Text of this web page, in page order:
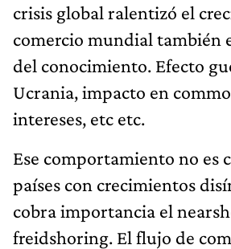
crisis global ralentizó el
comercio mundial también
del conocimiento. Efecto
Ucrania, impacto en
intereses, etc etc.
Ese comportamiento no es
países con crecimientos
cobra importancia el
freidshoring. El flujo de